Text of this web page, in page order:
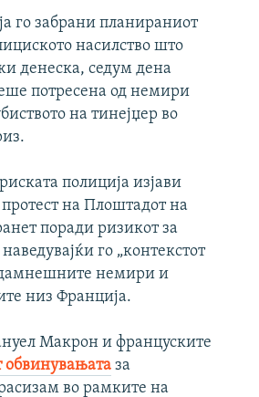
го забрани планираниот
насилство што
денеска, седум дена
потресена од немири
на тинејџер во
полиција изјави
на Плоштадот на
поради ризикот за
го „контекстот
немири и
низ Франција.
Макрон и француските
обвинувањата за
во рамките на